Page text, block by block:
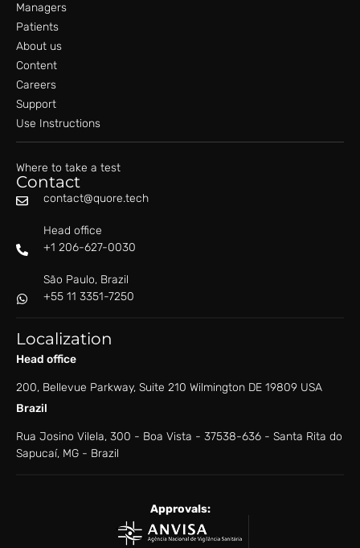
Managers
Patients
About us
Content
Careers
Support
Use Instructions
Where to take a test
Contact
contact@quore.tech
Head office
+1 206-627-0030
São Paulo, Brazil
+55 11 3351-7250
Localization
Head office
200, Bellevue Parkway, Suite 210 Wilmington DE 19809 USA
Brazil
Rua Josino Vilela, 300 - Boa Vista - ​37538-636 - ​Santa Rita do
Sapucaí, MG - Brazil
Approvals: